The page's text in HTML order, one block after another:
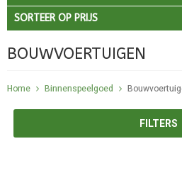
SORTEER OP PRIJS
BOUWVOERTUIGEN
Home Binnenspeelgoed
FILTERS